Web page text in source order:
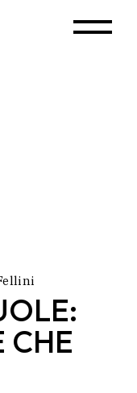
CHE